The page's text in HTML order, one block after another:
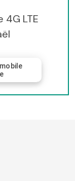
LTE